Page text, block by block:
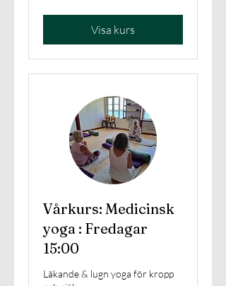
Visa kurs
Vårkurs: Medicinsk
yoga : Fredagar
15:00
Läkande & lugn yoga för kropp